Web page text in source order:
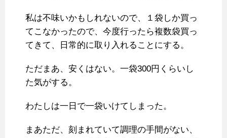
私は不味いかもしれないので、１袋しか買っ
てこなかったので、今度行ったら複数袋買っ
てきて、日常的に取り入れることにする。
ただまあ、安くはない。一袋300円くらいし
た気がする。
わたしは一日で一袋いけてしまった。
まあただ、刻まれていて調理の手間がない、